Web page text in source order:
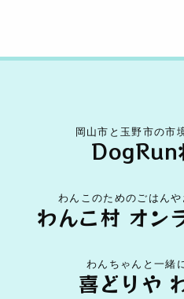
岡山市と玉野市の市
DogRun
わんこのためのごはん
わんこ村 オン
わんちゃんと一緒
喜どりや